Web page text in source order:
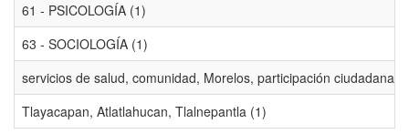
61 - PSICOLOGÍA (1)
63 - SOCIOLOGÍA (1)
servicios de salud, comunidad, Morelos, participación
Tlayacapan, Atlatlahucan, Tlalnepantla (1)